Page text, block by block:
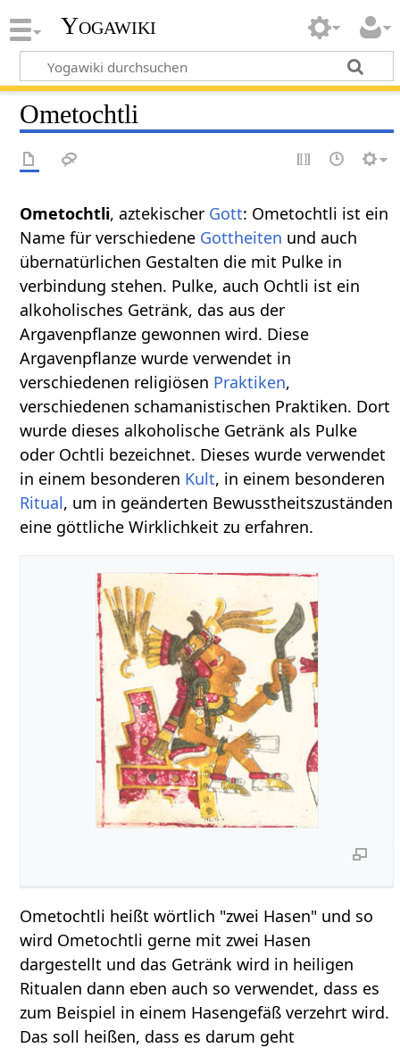
Yogawiki
Ometochtli
Ometochtli, aztekischer Gott: Ometochtli ist ein
Name für verschiedene Gottheiten und auch
übernatürlichen Gestalten die mit Pulke in
verbindung stehen. Pulke, auch Ochtli ist ein
alkoholisches Getränk, das aus der
Argavenpflanze gewonnen wird. Diese
Argavenpflanze wurde verwendet in
verschiedenen religiösen Praktiken,
verschiedenen schamanistischen Praktiken. Dort
wurde dieses alkoholische Getränk als Pulke
oder Ochtli bezeichnet. Dieses wurde verwendet
in einem besonderen Kult, in einem besonderen
Ritual, um in geänderten Bewusstheitszuständen
eine göttliche Wirklichkeit zu erfahren.
Ometochtli heißt wörtlich "zwei Hasen" und so
wird Ometochtli gerne mit zwei Hasen
dargestellt und das Getränk wird in heiligen
Ritualen dann eben auch so verwendet, dass es
zum Beispiel in einem Hasengefäß verzehrt wird.
Das soll heißen, dass es darum geht